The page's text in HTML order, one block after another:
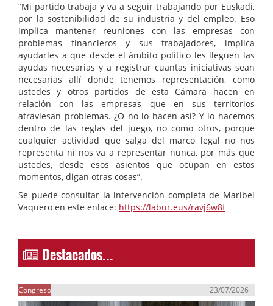
“Mi partido trabaja y va a seguir trabajando por Euskadi,
por la sostenibilidad de su industria y del empleo. Eso
implica mantener reuniones con las empresas con
problemas financieros y sus trabajadores, implica
ayudarles a que desde el ámbito político les lleguen las
ayudas necesarias y a registrar cuantas iniciativas sean
necesarias allí donde tenemos representación, como
ustedes y otros partidos de esta Cámara hacen en
relación con las empresas que en sus territorios
atraviesan problemas. ¿O no lo hacen así? Y lo hacemos
dentro de las reglas del juego, no como otros, porque
cualquier actividad que salga del marco legal no nos
representa ni nos va a representar nunca, por más que
ustedes, desde esos asientos que ocupan en estos
momentos, digan otras cosas”.
Se puede consultar la intervención completa de Maribel
Vaquero en este enlace: https://labur.eus/ravj6w8f
Destacados...
Congreso 23/07/2026